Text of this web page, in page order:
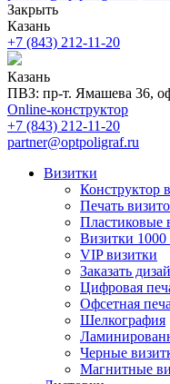
Закрыть
Казань
+7 (843) 212-11-20
Казань
ПВЗ: пр-т. Ямашева 36,
Online-конструктор
+7 (843) 212-11-20
partner@optpoligraf.ru
Визитки
Конструктор
Печать
Пластиковые
Визитки 1000
VIP визитки
Заказать
Цифровая
Офсетная
Шелкография
Черные
Магнитные